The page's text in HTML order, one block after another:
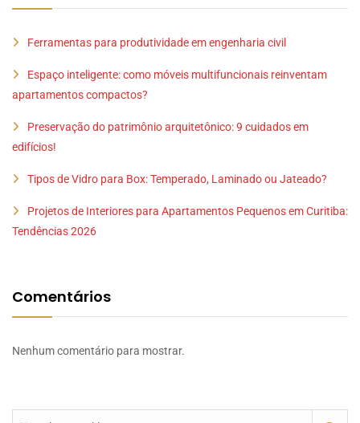
Ferramentas para produtividade em engenharia civil
Espaço inteligente: como móveis multifuncionais reinventam
apartamentos compactos?
Preservação do patrimônio arquitetônico: 9 cuidados em
edifícios!
Tipos de Vidro para Box: Temperado, Laminado ou Jateado?
Projetos de Interiores para Apartamentos Pequenos em Curitiba:
Tendências 2026
Comentários
Nenhum comentário para mostrar.